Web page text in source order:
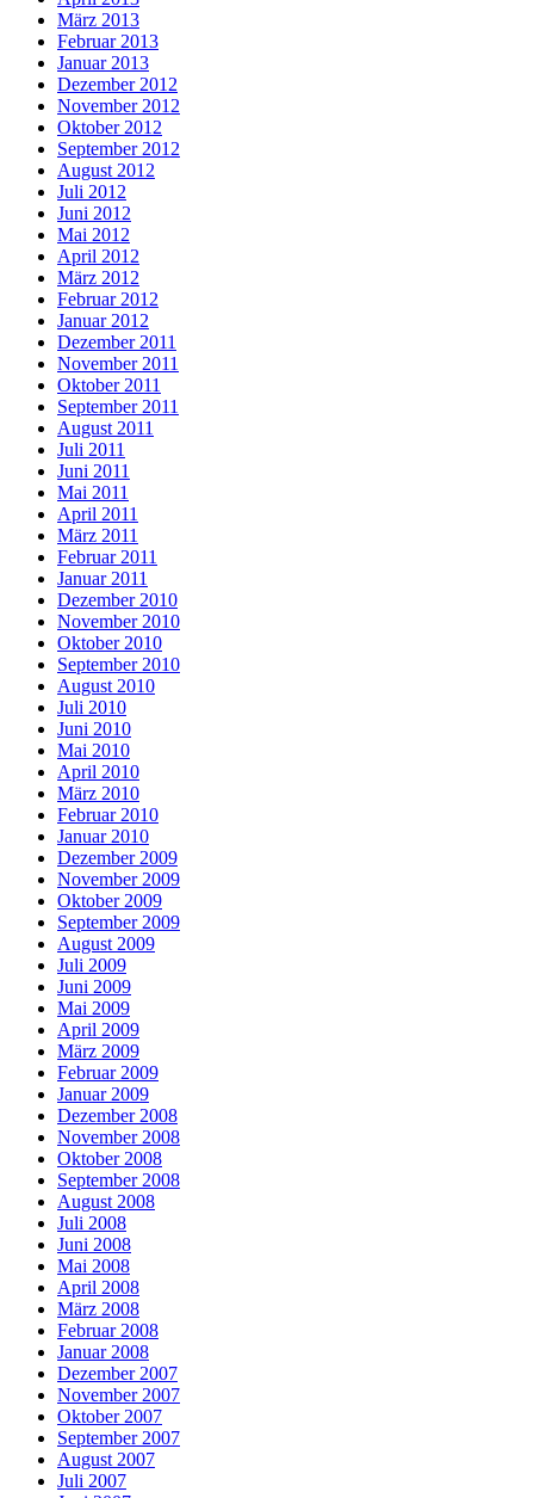
März 2013
Februar 2013
Januar 2013
Dezember 2012
November 2012
Oktober 2012
September 2012
August 2012
Juli 2012
Juni 2012
Mai 2012
April 2012
März 2012
Februar 2012
Januar 2012
Dezember 2011
November 2011
Oktober 2011
September 2011
August 2011
Juli 2011
Juni 2011
Mai 2011
April 2011
März 2011
Februar 2011
Januar 2011
Dezember 2010
November 2010
Oktober 2010
September 2010
August 2010
Juli 2010
Juni 2010
Mai 2010
April 2010
März 2010
Februar 2010
Januar 2010
Dezember 2009
November 2009
Oktober 2009
September 2009
August 2009
Juli 2009
Juni 2009
Mai 2009
April 2009
März 2009
Februar 2009
Januar 2009
Dezember 2008
November 2008
Oktober 2008
September 2008
August 2008
Juli 2008
Juni 2008
Mai 2008
April 2008
März 2008
Februar 2008
Januar 2008
Dezember 2007
November 2007
Oktober 2007
September 2007
August 2007
Juli 2007